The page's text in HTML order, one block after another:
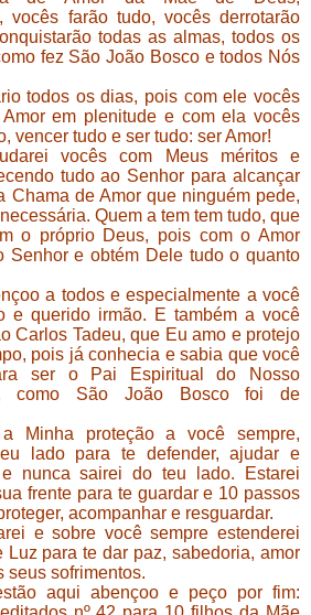
vocês farão tudo, vocês derrotarão
todas as almas, todos os
fez São João Bosco e todos Nós
todos os dias, pois com ele vocês
em plenitude e com ela vocês
vencer tudo e ser tudo: ser Amor!
vocês com Meus méritos e
tudo ao Senhor para alcançar
Chama de Amor que ninguém pede,
Quem a tem tem tudo, que
o próprio Deus, pois com o Amor
Senhor e obtém Dele tudo o quanto
a todos e especialmente a você
e querido irmão. E também a você
Carlos Tadeu, que Eu amo e protejo
pois já conhecia e sabia que você
ser o Pai Espiritual do Nosso
como São João Bosco foi de
Minha proteção a você sempre,
lado para te defender, ajudar e
nunca sairei do teu lado. Estarei
frente para te guardar e 10 passos
acompanhar e resguardar.
e sobre você sempre estenderei
Luz para te dar paz, sabedoria, amor
seus sofrimentos.
aqui abençoo e peço por fim: